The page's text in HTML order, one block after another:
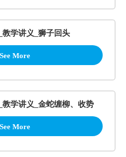
教学讲义_狮子回头
See More
教学讲义_金蛇缠柳、收势
See More